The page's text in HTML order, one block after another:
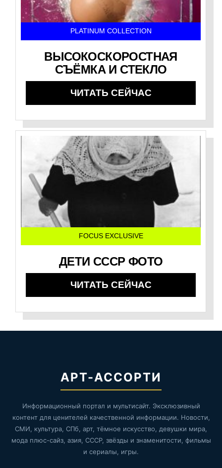
PLATINUM COLLECTION
ВЫСОКОСКОРОСТНАЯ
СЪЁМКА И СТЕКЛО
ЧИТАТЬ СЕЙЧАС
FOCUS EXCLUSIVE
ДЕТИ СССР ФОТО
ЧИТАТЬ СЕЙЧАС
АРТ-АССОРТИ
Информационный портал и мультисайт. Эксклюзивный
контент для ценителей качественной информации. Новости,
СМИ, культура, СПб, арт, тёмное искусство, девушки мира,
мода плюс-сайз, азия, СССР, звёзды и знаменитости, фильмы
и сериалы, игры.